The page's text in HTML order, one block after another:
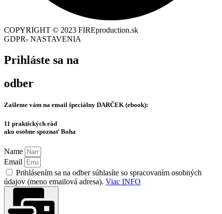
COPYRIGHT © 2023 FIREproduction.sk
GDPR- NASTAVENIA
Prihláste sa na
odber
Zašleme vám na email špeciálny DARČEK (ebook):
11 praktických rád
ako osobne spoznať Boha
Name
Email
Prihlásením sa na odber súhlasíte so spracovaním osobných
údajov (meno emailová adresa). Viac INFO